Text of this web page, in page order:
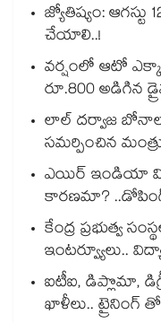
జ్యోతిష్యం:
చేయాలి..!
వర్షంలో ఆటో
రూ.800 అడిగిన
లాల్ దర్వాజ
సమర్పించిన
ఎయిర్ ఇండియా
కారణమా?
కేంద్ర ప్రభుత్వ
ఇంటర్వ్యూలు..
ఐటీఐ, డిప్లొమా,
ఖాళీలు.. ట్రైనింగ్